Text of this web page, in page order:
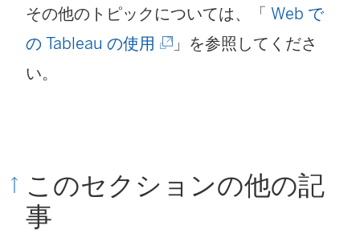
し
い
ウ
その他のトピックについては、「 Web で
の Tableau の使用 (
ィ
」を参照してくださ
い。
このセクションの他の記
事